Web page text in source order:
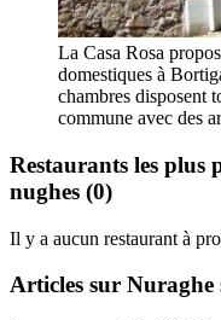
La Casa Rosa
domestiques à
chambres disposent
commune avec des
Restaurants les plus
nughes (0)
Il y a aucun restaurant à
Articles sur Nuraghe